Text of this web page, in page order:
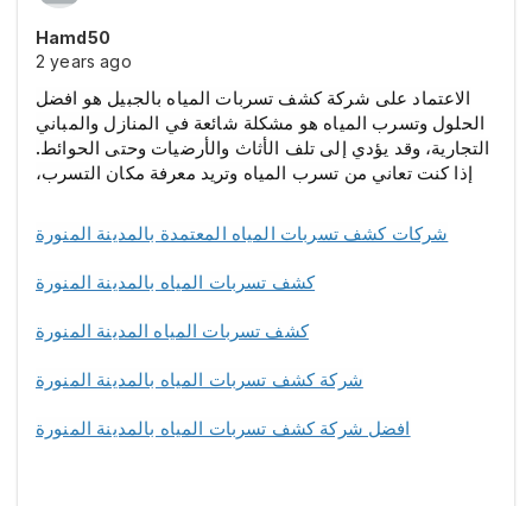
Hamd50
2 years ago
الاعتماد على شركة كشف تسربات المياه بالجبيل هو افضل
الحلول وتسرب المياه هو مشكلة شائعة في المنازل والمباني
التجارية، وقد يؤدي إلى تلف الأثاث والأرضيات وحتى الحوائط.
إذا كنت تعاني من تسرب المياه وتريد معرفة مكان التسرب،
شركات كشف تسربات المياه المعتمدة بالمدينة المنورة
كشف تسربات المياه بالمدينة المنورة
كشف تسربات المياه المدينة المنورة
شركة كشف تسربات المياه بالمدينة المنورة
افضل شركة كشف تسربات المياه بالمدينة المنورة